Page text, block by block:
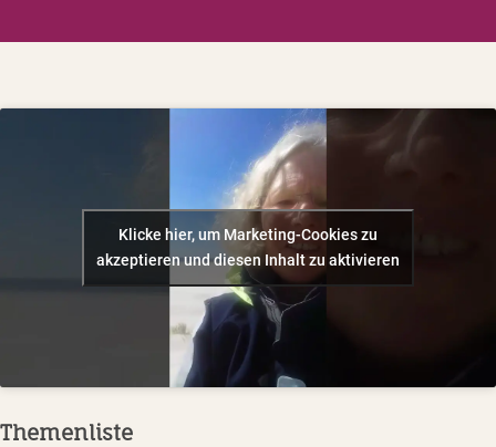
Klicke hier, um Marketing-Cookies zu
akzeptieren und diesen Inhalt zu aktivieren
Themenliste